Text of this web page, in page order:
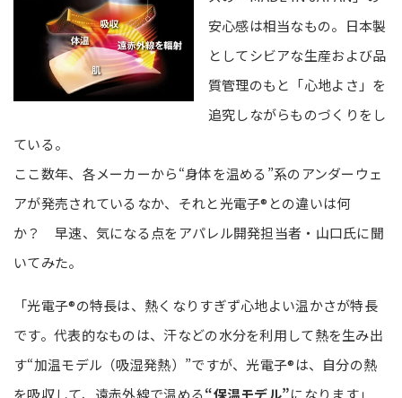
安心感は相当なもの。日本製
としてシビアな生産および品
質管理のもと「心地よさ」を
追究しながらものづくりをし
ている。
ここ数年、各メーカーから“身体を温める”系のアンダーウェ
アが発売されているなか、それと光電子®との違いは何
か？ 早速、気になる点をアパレル開発担当者・山口氏に聞
いてみた。
「光電子®の特長は、熱くなりすぎず心地よい温かさが特長
です。代表的なものは、汗などの水分を利用して熱を生み出
す“加温モデル（吸湿発熱）”ですが、光電子®は、自分の熱
を吸収して、遠赤外線で温める“保温モデル”になります」